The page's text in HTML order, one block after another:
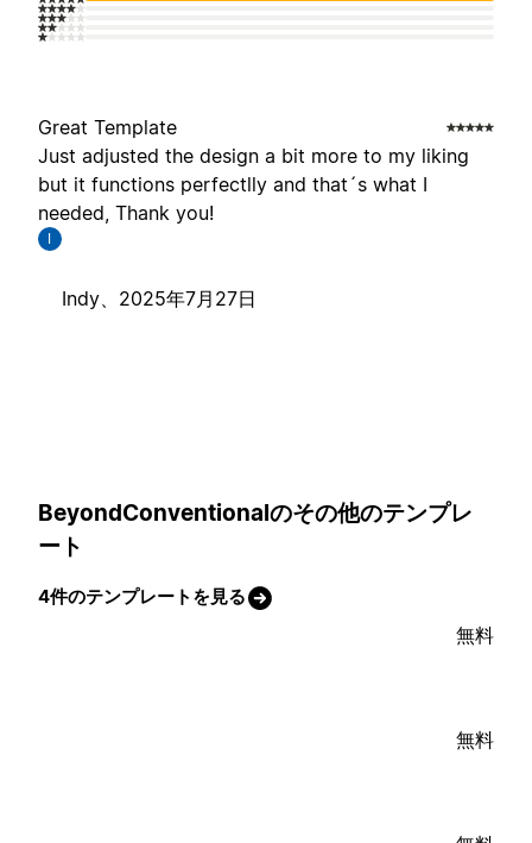
Great Template
Just adjusted the design a bit more to my liking
but it functions perfectlly and that´s what I
needed, Thank you!
I
Indy、 2025年7月27日
BeyondConventionalのその他のテンプレ
ート
4件のテンプレートを見る
無料
無料